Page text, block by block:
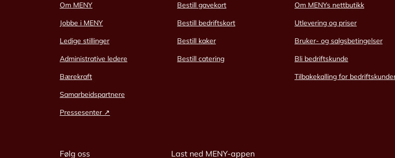
Om MENY
Jobbe i MENY
Ledige stillinger
Administrative ledere
Bærekraft
Samarbeidspartnere
Pressesenter ↗
Bestill gavekort
Bestill bedriftskort
Bestill kaker
Bestill catering
Om MENYs nettbutikk
Utlevering og priser
Bruker- og salgsbetingelser
Bli bedriftskunde
Tilbakekalling for
Følg oss Last ned MENY-appen